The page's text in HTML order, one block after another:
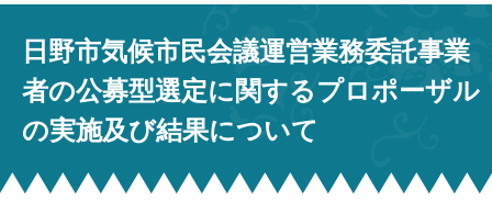
日野市気候市民会議運営業務委託事業
者の公募型選定に関するプロポーザル
の実施及び結果について